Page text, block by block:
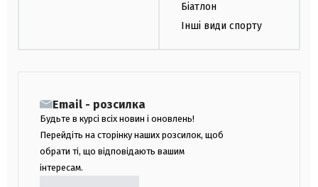
Біатлон
Інші види спорту
Email - розсилка
Будьте в курсі всіх новин і оновлень!
Перейдіть на сторінку наших розсилок, щоб
обрати ті, що відповідають вашим
інтересам.